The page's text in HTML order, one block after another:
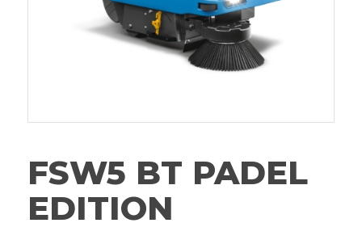
FSW5 BT PADEL
EDITION